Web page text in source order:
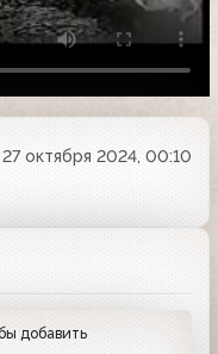
27 октября 2024, 00:10
добавить